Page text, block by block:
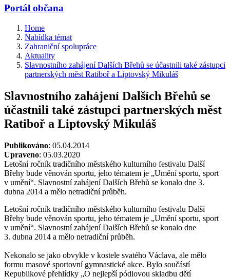
Portál občana
Home
Nabídka témat
Zahraniční spolupráce
Aktuality
Slavnostního zahájení Dalších Břehů se účastnili také zástupci
partnerských měst Ratiboř a Liptovský Mikuláš
Slavnostního zahájení Dalších Břehů se
účastnili také zástupci partnerských měst
Ratiboř a Liptovský Mikuláš
Publikováno: 05.04.2014
Upraveno: 05.03.2020
Letošní ročník tradičního městského kulturního festivalu Další
Břehy bude věnován sportu, jeho tématem je „Umění sportu, sport
v umění“. Slavnostní zahájení Dalších Břehů se konalo dne 3.
dubna 2014 a mělo netradiční průběh.
Letošní ročník tradičního městského kulturního festivalu Další
Břehy bude věnován sportu, jeho tématem je „Umění sportu, sport
v umění“. Slavnostní zahájení Dalších Břehů se konalo dne
3. dubna 2014 a mělo netradiční průběh.
Nekonalo se jako obvykle v kostele svatého Václava, ale mělo
formu masové sportovní gymnastické akce. Bylo součástí
Republikové přehlídky „O nejlepší pódiovou skladbu dětí